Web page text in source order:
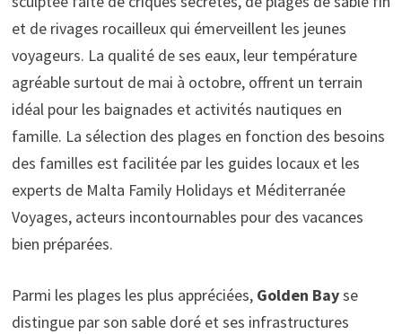
et de rivages rocailleux qui émerveillent les jeunes
voyageurs. La qualité de ses eaux, leur température
agréable surtout de mai à octobre, offrent un terrain
idéal pour les baignades et activités nautiques en
famille. La sélection des plages en fonction des besoins
des familles est facilitée par les guides locaux et les
experts de Malta Family Holidays et Méditerranée
Voyages, acteurs incontournables pour des vacances
bien préparées.
Parmi les plages les plus appréciées, Golden Bayse
distingue par son sable doré et ses infrastructures